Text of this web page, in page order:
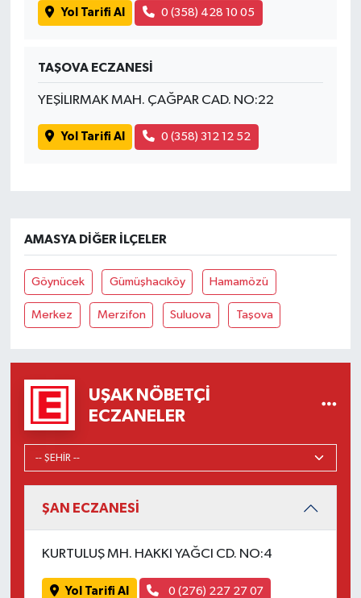
Yol Tarifi Al 0 (358) 428 10 05
TAŞOVA ECZANESİ
YEŞİLIRMAK MAH. ÇAĞPAR CAD. NO:22
Yol Tarifi Al 0 (358) 312 12 52
AMASYA DIĞER İLÇELER
Göynücek Gümüşhacıköy Hamamözü
Merkez Merzifon Suluova Taşova
UŞAK NÖBETÇI
ECZANELER
ŞAN ECZANESİ
KURTULUŞ MH. HAKKI YAĞCI CD. NO:4
Yol Tarifi Al 0 (276) 227 27 07